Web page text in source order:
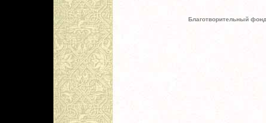
Благотворительный